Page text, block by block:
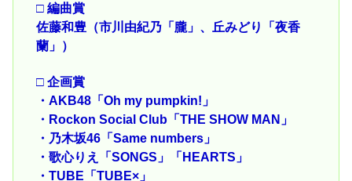
□ 編曲賞
佐藤和豊（市川由紀乃「朧」、丘みどり「夜香
蘭」）
□ 企画賞
・AKB48「Oh my pumpkin!」
・Rockon Social Club「THE SHOW MAN」
・乃木坂46「Same numbers」
・歌心りえ「SONGS」「HEARTS」
・TUBE「TUBE×」